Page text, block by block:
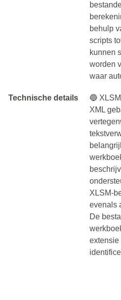
behulp
scripts
kunnen
worden
waar
Technische details
🔵
XML
XLSM-
evenals
De
extensie